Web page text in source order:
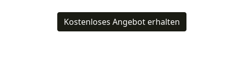
Kostenloses Angebot erhalten